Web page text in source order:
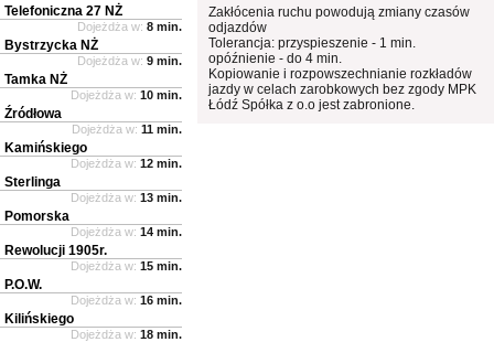
Zakłócenia ruchu powodują zmiany czasów
odjazdów
Tolerancja: przyspieszenie - 1 min.
opóźnienie - do 4 min.
Kopiowanie i rozpowszechnianie rozkładów
jazdy w celach zarobkowych bez zgody MPK
Łódź Spółka z o.o jest zabronione.
Telefoniczna 27 NŻ
Dojeżdża w: 8 min.
Bystrzycka NŻ
Dojeżdża w: 9 min.
Tamka NŻ
Dojeżdża w: 10 min.
Źródłowa
Dojeżdża w: 11 min.
Kamińskiego
Dojeżdża w: 12 min.
Sterlinga
Dojeżdża w: 13 min.
Pomorska
Dojeżdża w: 14 min.
Rewolucji 1905r.
Dojeżdża w: 15 min.
P.O.W.
Dojeżdża w: 16 min.
Kilińskiego
Dojeżdża w: 18 min.